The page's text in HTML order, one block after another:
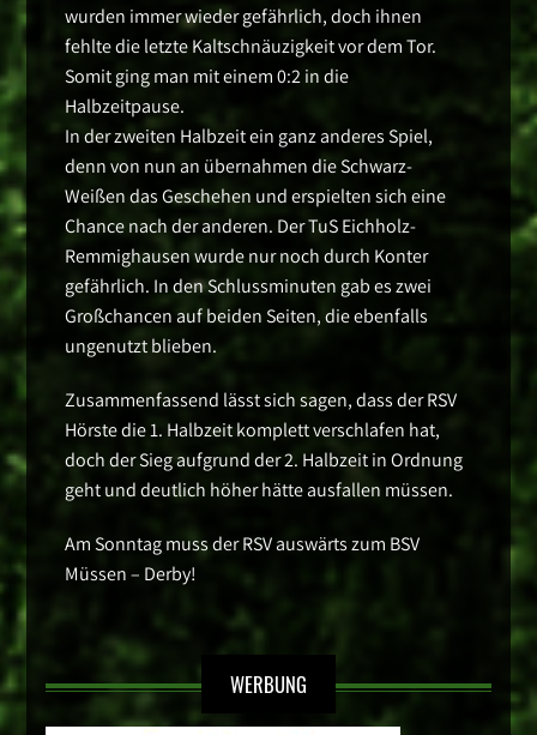
wurden immer wieder gefährlich, doch ihnen
fehlte die letzte Kaltschnäuzigkeit vor dem Tor.
Somit ging man mit einem 0:2 in die
Halbzeitpause.
In der zweiten Halbzeit ein ganz anderes Spiel,
denn von nun an übernahmen die Schwarz-
Weißen das Geschehen und erspielten sich eine
Chance nach der anderen. Der TuS Eichholz-
Remmighausen wurde nur noch durch Konter
gefährlich. In den Schlussminuten gab es zwei
Großchancen auf beiden Seiten, die ebenfalls
ungenutzt blieben.
Zusammenfassend lässt sich sagen, dass der RSV
Hörste die 1. Halbzeit komplett verschlafen hat,
doch der Sieg aufgrund der 2. Halbzeit in Ordnung
geht und deutlich höher hätte ausfallen müssen.
Am Sonntag muss der RSV auswärts zum BSV
Müssen – Derby!
WERBUNG